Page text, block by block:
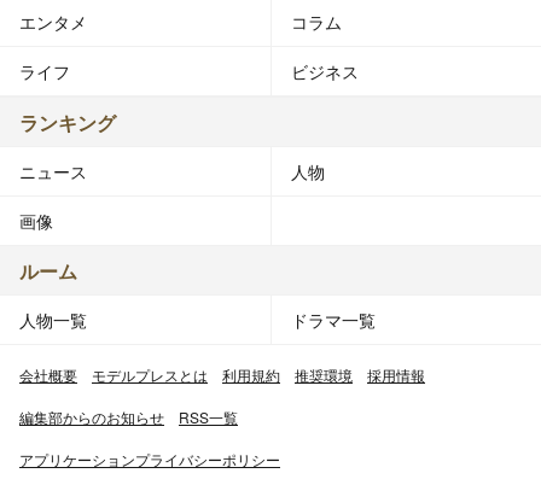
エンタメ コラム
ライフ ビジネス
ランキング
ニュース 人物
画像
ルーム
人物一覧 ドラマ一覧
会社概要 モデルプレスとは 利用規約 推奨環境 採用情報
編集部からのお知らせ RSS一覧
アプリケーションプライバシーポリシー